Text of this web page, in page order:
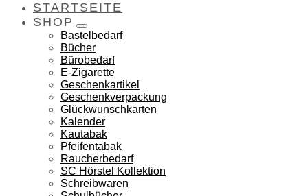
STARTSEITE
SHOP
Bastelbedarf
Bücher
Bürobedarf
E-Zigarette
Geschenkartikel
Geschenkverpackung
Glückwunschkarten
Kalender
Kautabak
Pfeifentabak
Raucherbedarf
SC Hörstel Kollektion
Schreibwaren